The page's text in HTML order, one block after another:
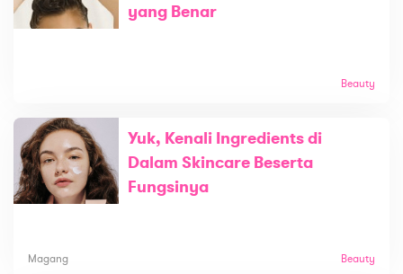
yang Benar
Beauty
Yuk, Kenali Ingredients di
Dalam Skincare Beserta
Fungsinya
Magang Beauty